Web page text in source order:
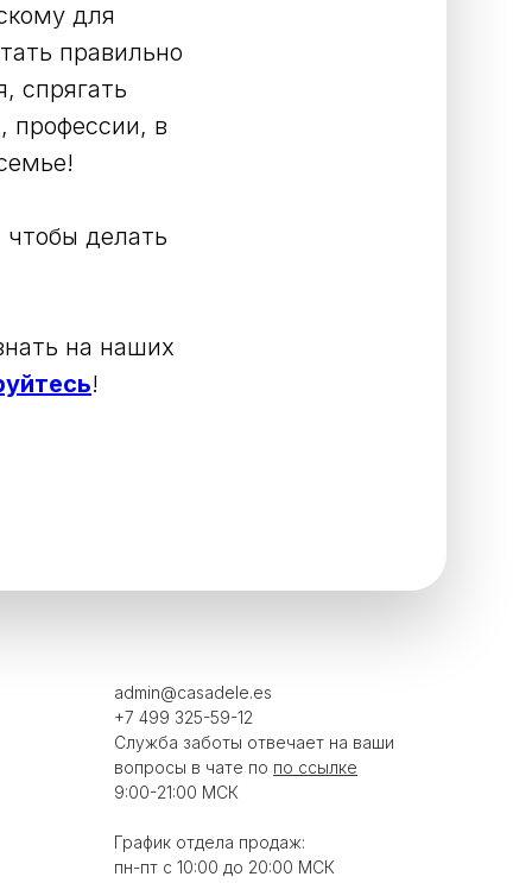
для
правильно
спрягать
профессии, в
чтобы делать
на наших
!
admin@casadele.es
+7 499 325-59-12
Служба заботы отвечает на ваши
вопросы в чате по по ссылке
9:00-21:00 МСК
График отдела продаж:
пн-пт с 10:00 до 20:00 МСК